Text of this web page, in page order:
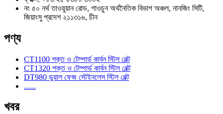
নং ৫০ নর্থ তাওয়ুয়ান রোড, গাওচুন অর্থনৈতিক বিভাগ অঞ্চল, নানজিং সিটি,
জিয়াংসু প্রদেশ ২১১৩১৬, চীন
পণ্য
CT1100 শক্ত ও টেম্পার্ড কার্বন স্টিল বেল্ট
CT1320 শক্ত ও টেম্পার্ড কার্বন স্টিল বেল্ট
DT980 ডুয়াল ফেজ স্টেইনলেস স্টিল বেল্ট
......
খবর